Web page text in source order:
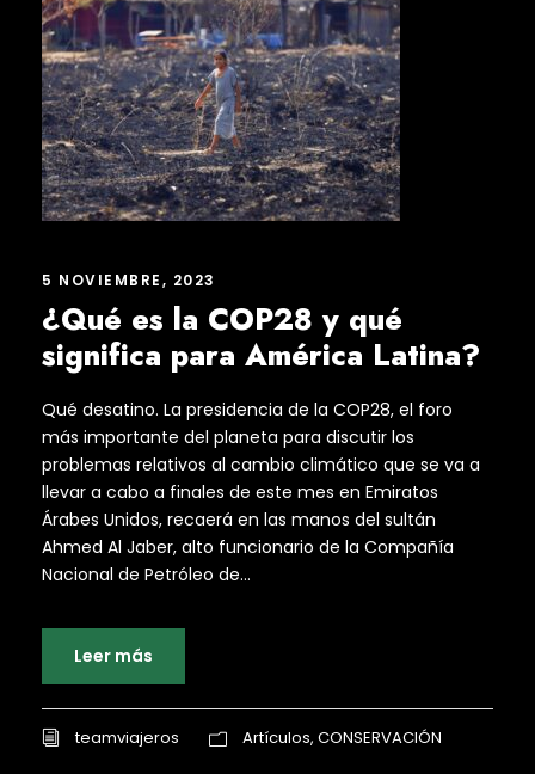
5 NOVIEMBRE, 2023
¿Qué es la COP28 y qué
significa para América Latina?
Qué desatino. La presidencia de la COP28, el foro
más importante del planeta para discutir los
problemas relativos al cambio climático que se va a
llevar a cabo a finales de este mes en Emiratos
Árabes Unidos, recaerá en las manos del sultán
Ahmed Al Jaber, alto funcionario de la Compañía
Nacional de Petróleo de...
Leer más
teamviajeros Artículos, CONSERVACIÓN